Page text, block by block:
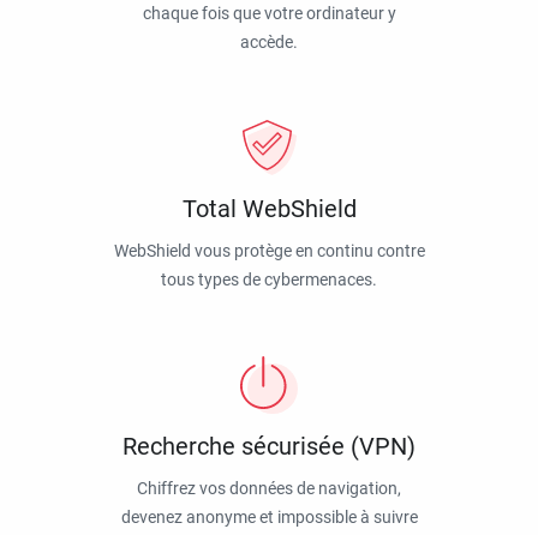
chaque fois que votre ordinateur y
accède.
Total WebShield
WebShield vous protège en continu contre
tous types de cybermenaces.
Recherche sécurisée (VPN)
Chiffrez vos données de navigation,
devenez anonyme et impossible à suivre